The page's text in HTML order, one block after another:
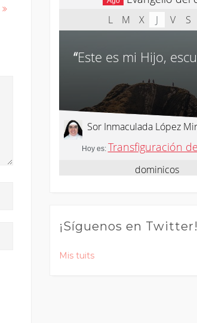
¡Síguenos en Twitter!
Mis tuits